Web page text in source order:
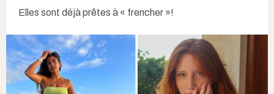
Elles sont déjà prêtes à « frencher »!